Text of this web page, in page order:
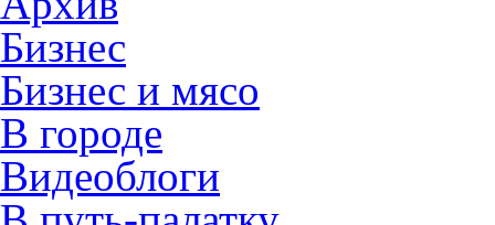
Бизнес
Бизнес и мясо
В городе
Видеоблоги